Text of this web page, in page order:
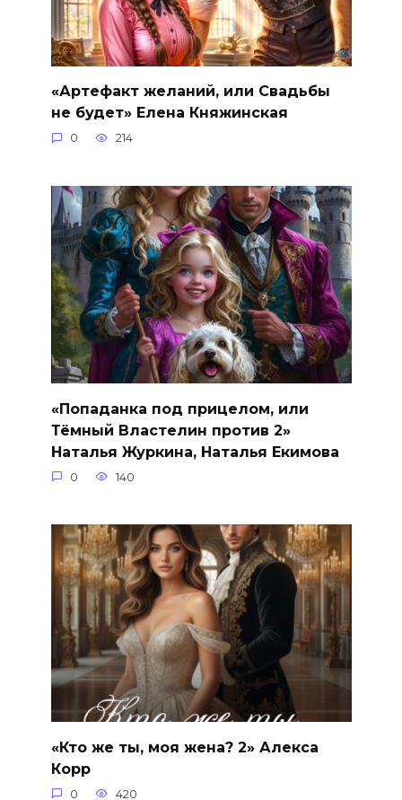
«Артефакт желаний, или Свадьбы
не будет» Елена Княжинская
0 214
«Попаданка под прицелом, или
Тёмный Властелин против 2»
Наталья Журкина, Наталья Екимова
0 140
«Кто же ты, моя жена? 2» Алекса
Корр
0 420